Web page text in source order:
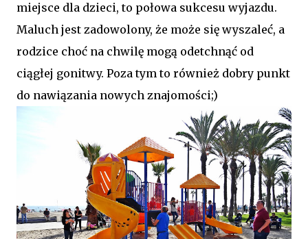
miejsce dla dzieci, to połowa sukcesu wyjazdu.
Maluch jest zadowolony, że może się wyszaleć, a
rodzice choć na chwilę mogą odetchnąć od
ciągłej gonitwy. Poza tym to również dobry punkt
do nawiązania nowych znajomości;)